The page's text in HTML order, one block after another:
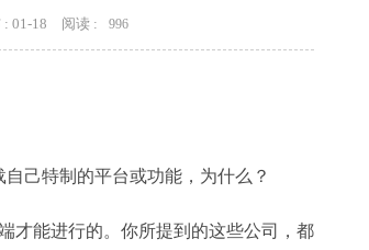
: 01-18 阅读 : 996
己特制的平台或功能，为什么？
能进行的。你所提到的这些公司，都